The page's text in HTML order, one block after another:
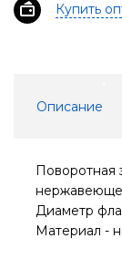
Купить
Описание
Поворотная
Диаметр
Материал -